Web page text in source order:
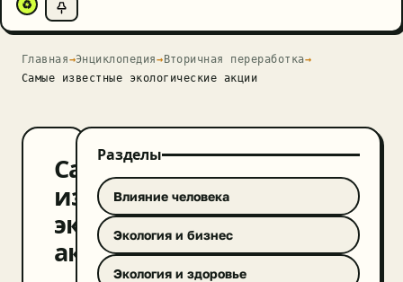
♻
Главная→Энциклопедия→Вторичная переработка→
Самые известные экологические акции
Самые
известные
экологические
акции
Разделы
Влияние человека
Экология и бизнес
Экология и здоровье